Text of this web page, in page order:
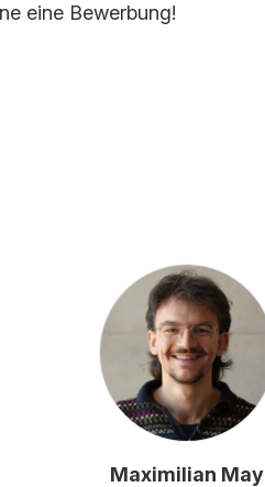
eine Bewerbung!
Maximilian May